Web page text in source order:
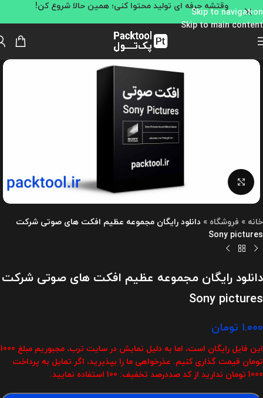
Skip to navigation
Skip to main content
وقتشه حرفه ای تولید محتوا کنی؛ همین حالا شروع کن!
بزرگنمایی تصویر
خانه » فروشگاه » دانلود رایگان مجموعه عظیم افکت های صوتی شرکت
Sony pictures
دانلود رایگان مجموعه عظیم افکت های صوتی شرکت
Sony pictures
۱.۰۰۰ تومان
این فایل رایگان است، اما به دلیل نمایش در سایت ترب، مجبوریم مبلغ 1000
تومان قیمت گذاری کنیم. عذرخواهی ما را بپذیرید، اگر تمایل به پرداخت
1000 تومان ندارید از کد صددرصد تخفیف: 100 استفاده نمایید.